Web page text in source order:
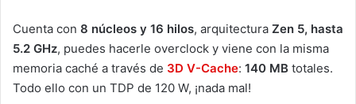
Cuenta con 8 núcleos y 16 hilos, arquitectura Zen 5, hasta
5.2 GHz, puedes hacerle overclock y viene con la misma
memoria caché a través de 3D V-Cache: 140 MB totales.
Todo ello con un TDP de 120 W, ¡nada mal!